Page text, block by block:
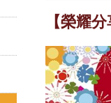
【榮耀